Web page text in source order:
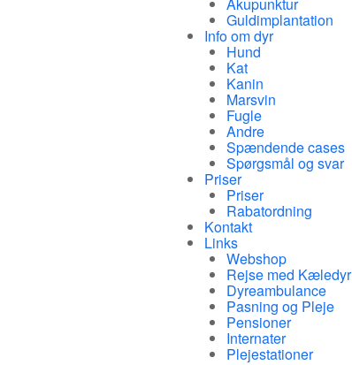
Guldimplantation
Info om dyr
Hund
Kat
Kanin
Marsvin
Fugle
Andre
Spændende cases
Spørgsmål og svar
Priser
Priser
Rabatordning
Kontakt
Links
Webshop
Rejse med Kæledyr
Dyreambulance
Pasning og Pleje
Pensioner
Internater
Plejestationer